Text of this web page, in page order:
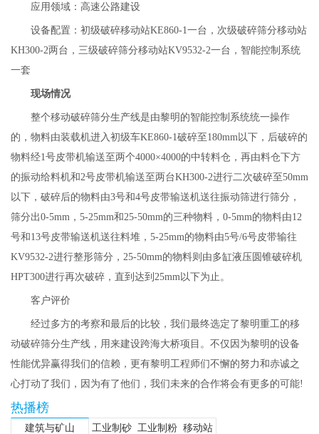
应用领域：高速公路建设
设备配置：初级破碎移动站KE860-1一台，次级破碎筛分移动站
KH300-2两台，三级破碎筛分移动站KV9532-2一台，智能控制系统
一套
现场情况
整个移动破碎筛分生产线是由黎明的智能控制系统统一操作
的，物料由装载机进入初级车KE860-1破碎至180mm以下，后破碎的
物料经1号皮带机输送至两个4000×4000的中转料仓，再由料仓下方
的振动给料机和2号皮带机输送至两台KH300-2进行二次破碎至50mm
以下，破碎后的物料由3号和4号皮带输送机送往振动筛进行筛分，
筛分出0-5mm，5-25mm和25-50mm的三种物料，0-5mm的物料由12
号和13号皮带输送机送往料堆，5-25mm的物料由5号/6号皮带输往
KV9532-2进行整形筛分，25-50mm的物料则由多缸液压圆锥破碎机
HPT300进行再次破碎，直到达到25mm以下为止。
客户评价
经过多方的考察和最后的比较，我们最终选定了黎明重工的移
动破碎筛分生产线，用来建设跨海大桥项目。不仅因为黎明的设备
性能优异赢得我们的信赖，更有黎明工程师们不懈的努力和赤诚之
心打动了我们，因为有了他们，我们未来的合作将会有更多的可能!
热播榜
建筑与矿山 工业制砂 工业制粉 移动站